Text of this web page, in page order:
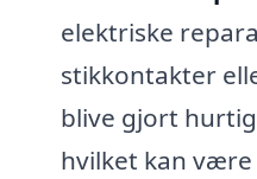
elektriske
stikkontakter
blive gjort
hvilket kan